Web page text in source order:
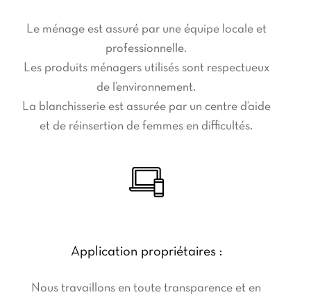
Le ménage est assuré par une équipe locale et
professionnelle.
Les produits ménagers utilisés sont respectueux
de l’environnement.
La blanchisserie est assurée par un centre d’aide
et de réinsertion de femmes en difficultés.
Application propriétaires :
Nous travaillons en toute transparence et en